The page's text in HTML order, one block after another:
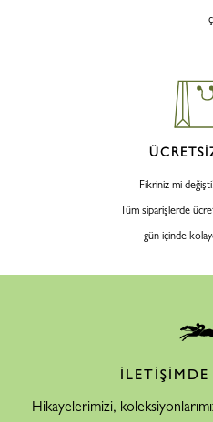
Fikriniz mi
Tüm siparişlerde
gün içinde
Hikayelerimizi,